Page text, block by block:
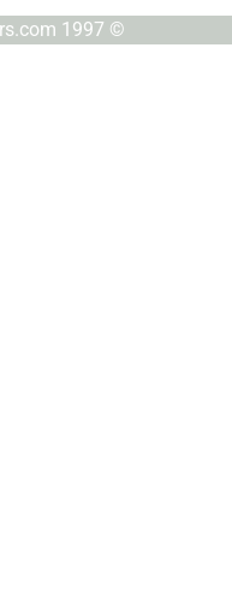
© englishforarabicspeakers.com 1997